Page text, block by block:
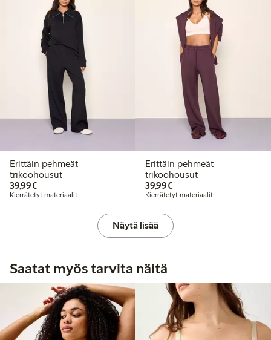
Erittäin pehmeät
trikoohousut
39,99€39,99 €
Kierrätetyt materiaalit
Erittäin pehmeät
trikoohousut
39,99€39,99 €
Kierrätetyt materiaalit
Näytä lisää
Saatat myös tarvita näitä